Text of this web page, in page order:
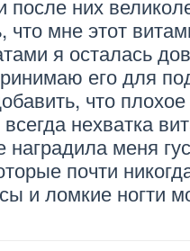
что мне этот
я осталась
его для
что плохое
нехватка
меня
почти
и ломкие ногти